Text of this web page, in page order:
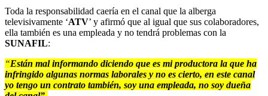
Toda la responsabilidad caería en el canal que la alberga
televisivamente ‘ATV’ y afirmó que al igual que sus colaboradores,
ella también es una empleada y no tendrá problemas con la
SUNAFIL:
“Están mal informando diciendo que es mi productora la que ha
infringido algunas normas laborales y no es cierto, en este canal
yo tengo un contrato también, soy una empleada, no soy dueña